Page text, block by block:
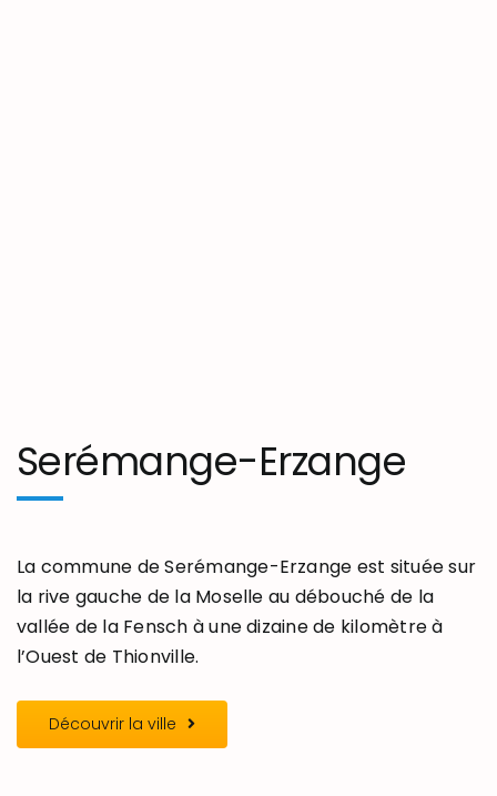
Serémange-Erzange
La commune de Serémange-Erzange est située sur
la rive gauche de la Moselle au débouché de la
vallée de la Fensch à une dizaine de kilomètre à
l’Ouest de Thionville.
Découvrir la ville